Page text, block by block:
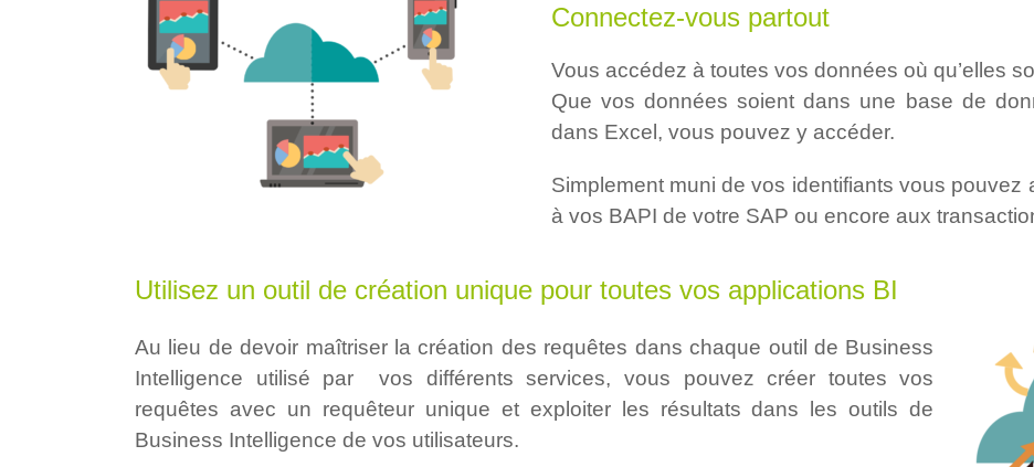
Connectez-vous partout
Vous accédez à toutes vos données où qu’elles
Que vos données soient dans une base de
dans Excel, vous pouvez y accéder.
Simplement muni de vos identifiants vous
à vos BAPI de votre SAP ou encore aux
Utilisez un outil de création unique pour toutes vos applications BI
Au lieu de devoir maîtriser la création des requêtes dans chaque outil de Business
Intelligence utilisé par vos différents services, vous pouvez créer toutes vos
requêtes avec un requêteur unique et exploiter les résultats dans les outils de
Business Intelligence de vos utilisateurs.